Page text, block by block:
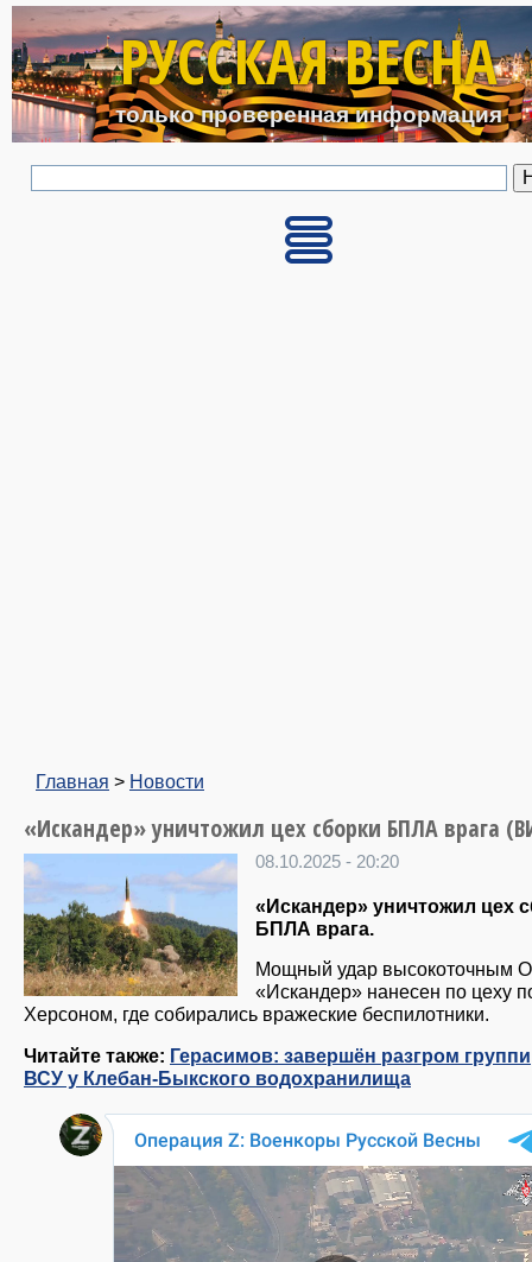
Перейти к основному
РУССКАЯ ВЕСНА
только проверенная информация
Главная > Новости
«Искандер» уничтожил цех сборки БПЛА врага
08.10.2025 - 20:20
«Искандер» уничтожил цех
БПЛА врага.
Мощный удар высокоточным
«Искандер» нанесен по цеху
Херсоном, где собирались вражеские беспилотники.
Читайте также: Герасимов: завершён разгром
ВСУ у Клебан-Быкского водохранилища